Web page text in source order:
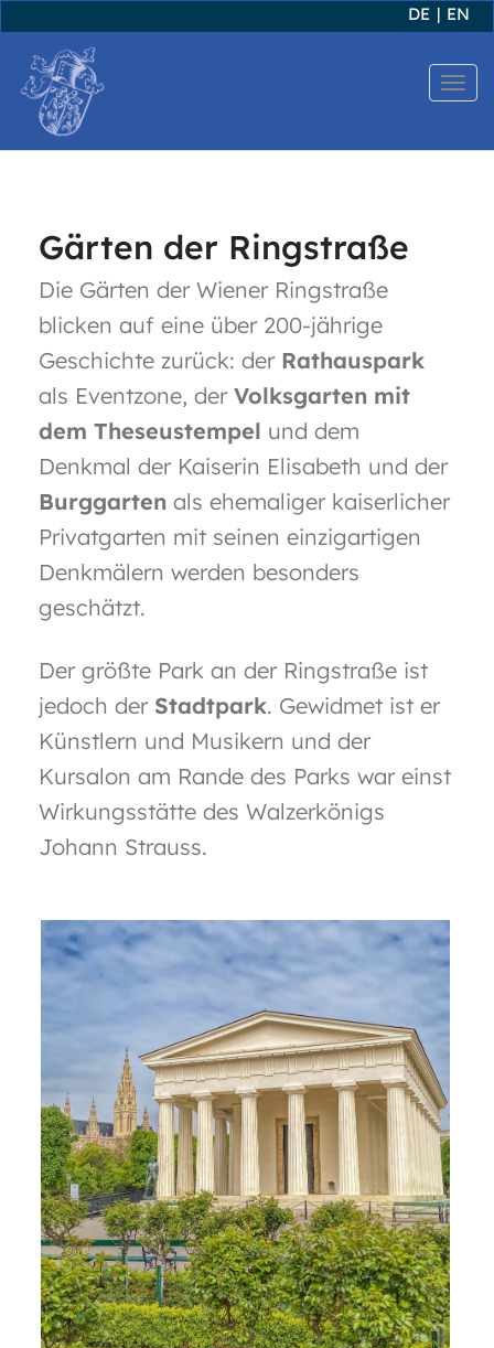
DE | EN
T
g
Gärten der Ringstraße
Die Gärten der Wiener Ringstraße
blicken auf eine über 200-jährige
Geschichte zurück: der Rathauspark
als Eventzone, der Volksgarten mit
dem Theseustempel und dem
Denkmal der Kaiserin Elisabeth und der
Burggarten als ehemaliger kaiserlicher
Privatgarten mit seinen einzigartigen
Denkmälern werden besonders
geschätzt.
Der größte Park an der Ringstraße ist
jedoch der Stadtpark. Gewidmet ist er
Künstlern und Musikern und der
Kursalon am Rande des Parks war einst
Wirkungsstätte des Walzerkönigs
Johann Strauss.